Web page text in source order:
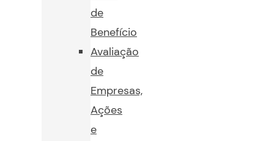
de
Benefício
Avaliação
de
Empresas,
Ações
e